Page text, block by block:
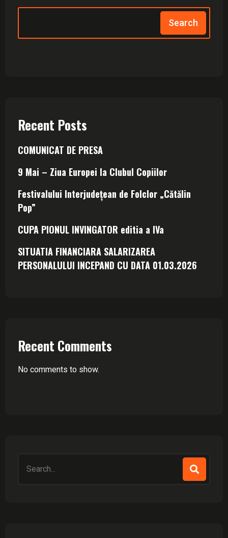
Search
Recent Posts
COMUNICAT DE PRESA
9 Mai – Ziua Europei la Clubul Copiilor
Festivalului Interjudețean de Folclor „Cătălin
Pop”
CUPA PIONUL INVINGATOR editia a IVa
SITUATIA FINANCIARA SALARIZAREA
PERSONALULUI INCEPAND CU DATA 01.03.2026
Recent Comments
No comments to show.
for: